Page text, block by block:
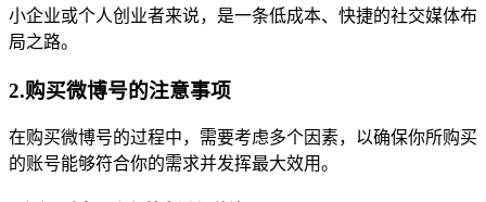
小企业或个人创业者来说，是一条低成本、快捷的社交媒体布
局之路。
2.购买微博号的注意事项
在购买微博号的过程中，需要考虑多个因素，以确保你所购买
的账号能够符合你的需求并发挥最大效用。